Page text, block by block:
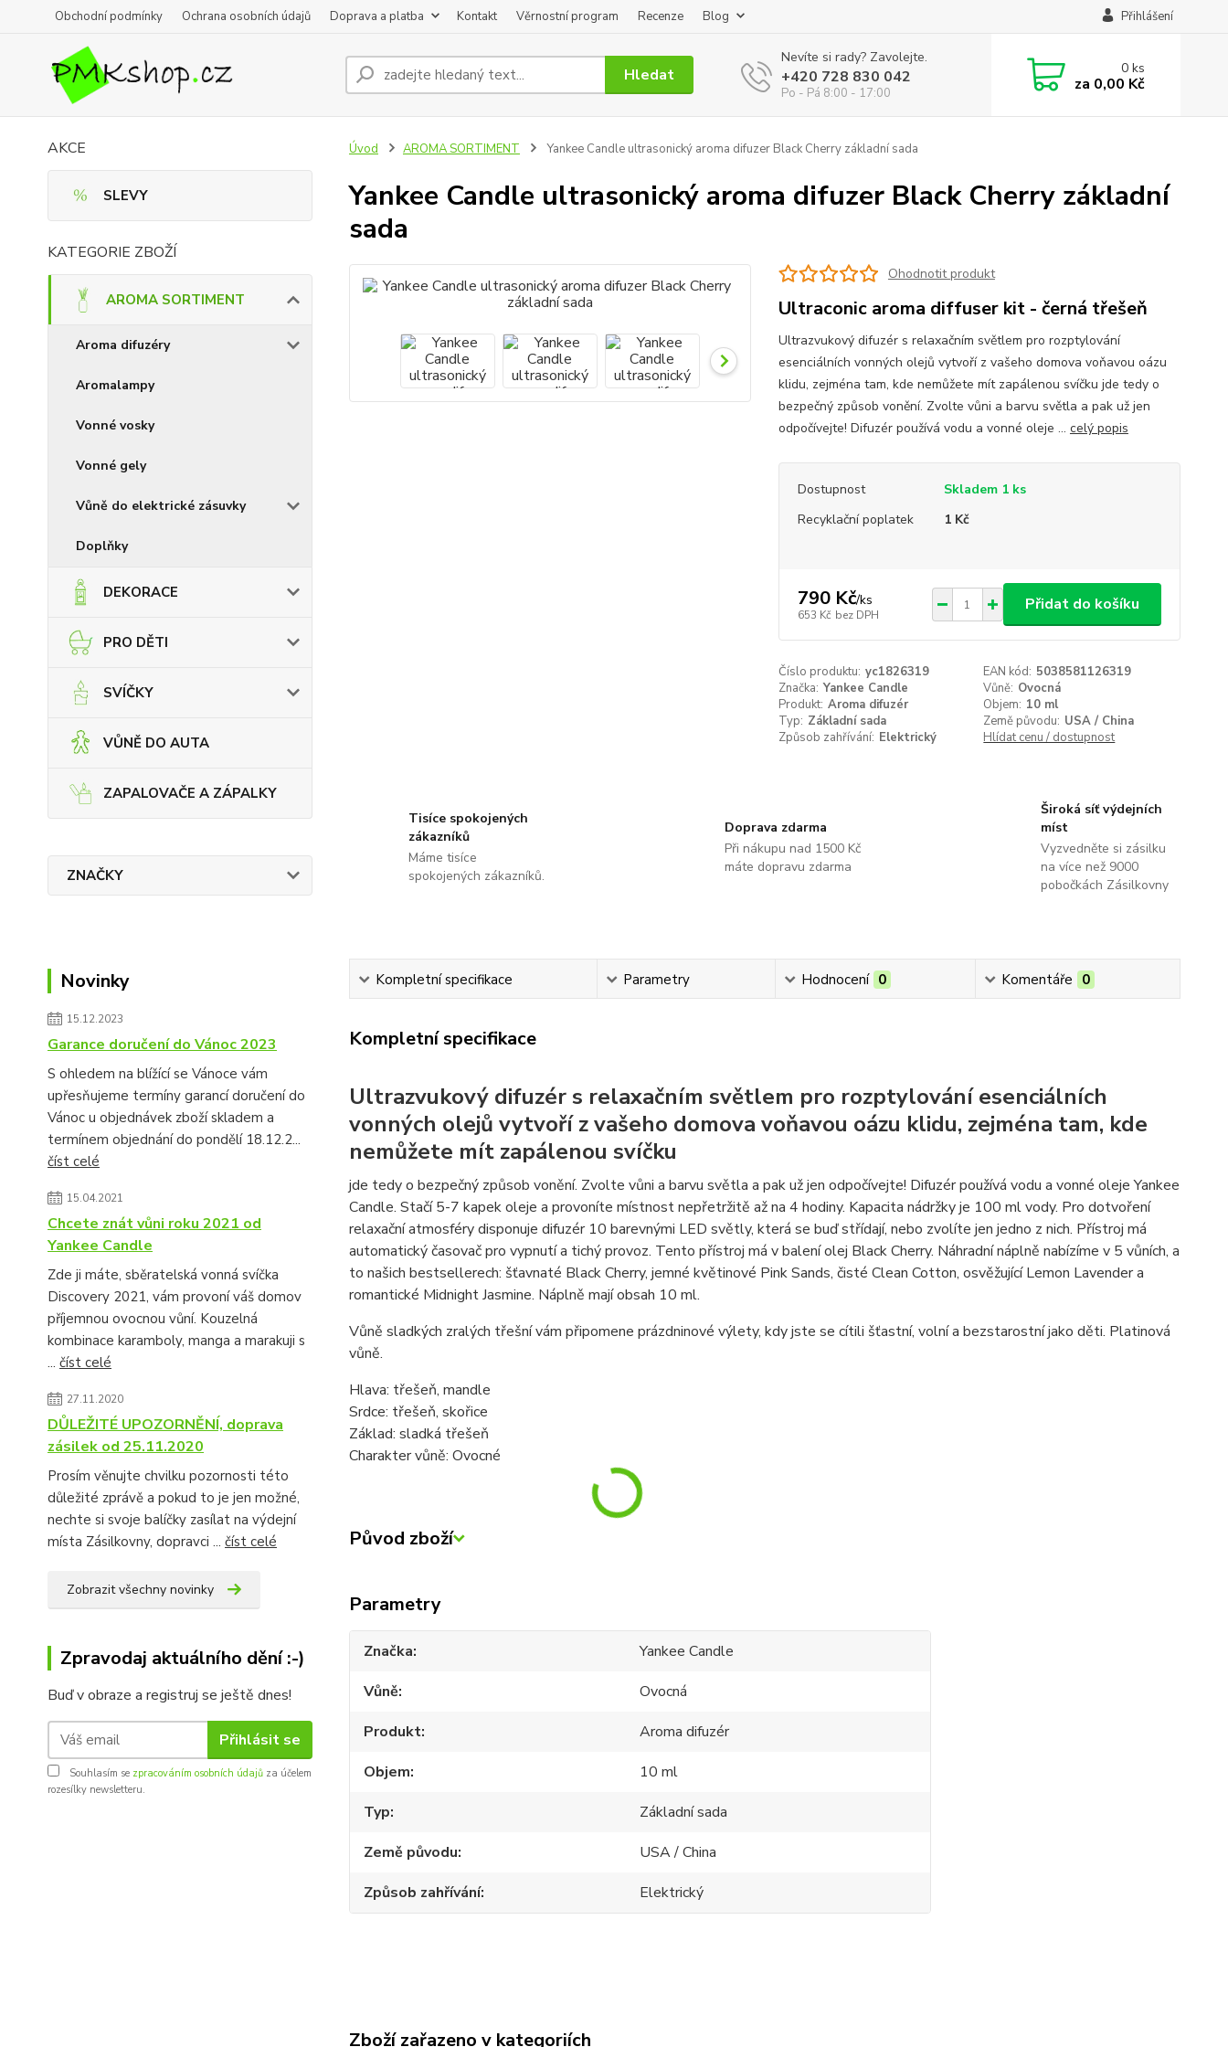
Obchodní podmínky Ochrana osobních údajů Doprava a platba Kontakt Věrnostní program Recenze Blog Přihlášení
Hledat
Nevíte si rady? Zavolejte.
+420 728 830 042
Po - Pá 8:00 - 17:00
0ks
za 0,00 Kč
AKCE
SLEVY
KATEGORIE ZBOŽÍ
AROMA SORTIMENT
Aroma difuzéry
Aromalampy
Vonné vosky
Vonné gely
Vůně do elektrické zásuvky
Doplňky
DEKORACE
PRO DĚTI
SVÍČKY
VŮNĚ DO AUTA
ZAPALOVAČE A ZÁPALKY
ZNAČKY
Novinky
15.12.2023
Garance doručení do Vánoc 2023
S ohledem na blížící se Vánoce vám
upřesňujeme termíny garancí doručení do
Vánoc u objednávek zboží skladem a
termínem objednání do pondělí 18.12.2...
číst celé
15.04.2021
Chcete znát vůni roku 2021 od
Yankee Candle
Zde ji máte, sběratelská vonná svíčka
Discovery 2021, vám provoní váš domov
příjemnou ovocnou vůní. Kouzelná
kombinace karamboly, manga a marakuji s
... číst celé
27.11.2020
DŮLEŽITÉ UPOZORNĚNÍ, doprava
zásilek od 25.11.2020
Prosím věnujte chvilku pozornosti této
důležité zprávě a pokud to je jen možné,
nechte si svoje balíčky zasílat na výdejní
místa Zásilkovny, dopravci ... číst celé
Zobrazit všechny novinky
Zpravodaj aktuálního dění :-)
Buď v obraze a registruj se ještě dnes!
Přihlásit se
Souhlasím se zpracováním osobních údajů za účelem
rozesílky newsletteru.
Úvod AROMA SORTIMENT Yankee Candle ultrasonický aroma difuzer Black Cherry základní sada
Yankee Candle ultrasonický aroma difuzer Black Cherry základní
sada
Ohodnotit produkt
Ultraconic aroma diffuser kit - černá třešeň
Ultrazvukový difuzér s relaxačním světlem pro rozptylování
esenciálních vonných olejů vytvoří z vašeho domova voňavou oázu
klidu, zejména tam, kde nemůžete mít zapálenou svíčku jde tedy o
bezpečný způsob vonění. Zvolte vůni a barvu světla a pak už jen
odpočívejte! Difuzér používá vodu a vonné oleje ... celý popis
Dostupnost
Skladem 1 ks
Recyklační poplatek
1 Kč
790 Kč/ks
653 Kč bez DPH
Přidat do košíku
Číslo produktu: yc1826319 EAN kód: 5038581126319
Značka: Yankee Candle Vůně: Ovocná
Produkt: Aroma difuzér Objem: 10 ml
Typ: Základní sada Země původu: USA / China
Způsob zahřívání: Elektrický Hlídat cenu / dostupnost
Tisíce spokojených
zákazníků
Máme tisíce
spokojených zákazníků.
Doprava zdarma
Při nákupu nad 1500 Kč
máte dopravu zdarma
Široká síť výdejních
míst
Vyzvedněte si zásilku
na více než 9000
pobočkách Zásilkovny
Kompletní specifikace Parametry Hodnocení 0 Komentáře 0
Kompletní specifikace
Ultrazvukový difuzér s relaxačním světlem pro rozptylování esenciálních
vonných olejů vytvoří z vašeho domova voňavou oázu klidu, zejména tam, kde
nemůžete mít zapálenou svíčku
jde tedy o bezpečný způsob vonění. Zvolte vůni a barvu světla a pak už jen odpočívejte! Difuzér používá vodu a vonné oleje Yankee
Candle. Stačí 5-7 kapek oleje a provoníte místnost nepřetržitě až na 4 hodiny. Kapacita nádržky je 100 ml vody. Pro dotvoření
relaxační atmosféry disponuje difuzér 10 barevnými LED světly, která se buď střídají, nebo zvolíte jen jedno z nich. Přístroj má
automatický časovač pro vypnutí a tichý provoz. Tento přístroj má v balení olej Black Cherry. Náhradní náplně nabízíme v 5 vůních, a
to našich bestsellerech: šťavnaté Black Cherry, jemné květinové Pink Sands, čisté Clean Cotton, osvěžující Lemon Lavender a
romantické Midnight Jasmine. Náplně mají obsah 10 ml.
Vůně sladkých zralých třešní vám připomene prázdninové výlety, kdy jste se cítili šťastní, volní a bezstarostní jako děti. Platinová
vůně.
Hlava: třešeň, mandle
Srdce: třešeň, skořice
Základ: sladká třešeň
Charakter vůně: Ovocné
Původ zboží
Parametry
Značka
Yankee Candle
Vůně
Ovocná
Produkt
Aroma difuzér
Objem
10 ml
Typ
Základní sada
Země původu
USA / China
Způsob zahřívání
Elektrický
Zboží zařazeno v kategoriích